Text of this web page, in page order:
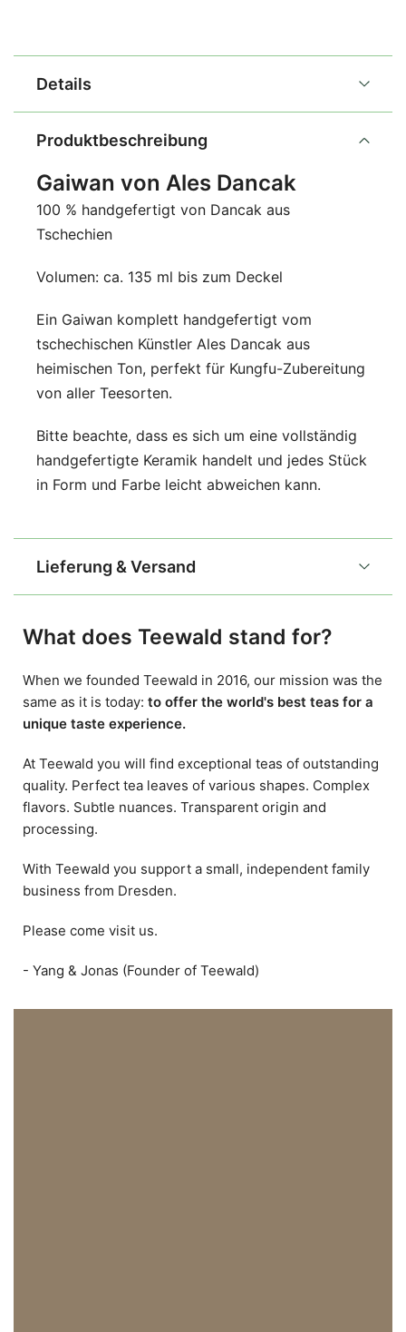
Produktbeschreibung
Gaiwan von Ales Dancak
100 % handgefertigt von Dancak aus
Tschechien
Volumen: ca. 135 ml bis zum Deckel
Ein Gaiwan komplett handgefertigt vom
tschechischen Künstler Ales Dancak aus
heimischen Ton, perfekt für Kungfu-Zubereitung
von aller Teesorten.
Bitte beachte, dass es sich um eine vollständig
handgefertigte Keramik handelt und jedes Stück
in Form und Farbe leicht abweichen kann.
Details
Lieferung & Versand
What does Teewald stand for?
When we founded Teewald in 2016, our mission was the
same as it is today: to offer the world's best teas for a
unique taste experience.
At Teewald you will find exceptional teas of outstanding
quality. Perfect tea leaves of various shapes. Complex
flavors. Subtle nuances. Transparent origin and
processing.
With Teewald you support a small, independent family
business from Dresden.
Please come visit us.
- Yang & Jonas (Founder of Teewald)